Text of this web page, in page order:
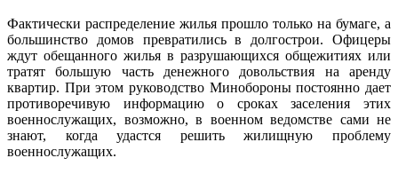
Фактически распределение жилья прошло только на бумаге, а
большинство домов превратились в долгострои. Офицеры
ждут обещанного жилья в разрушающихся общежитиях или
тратят большую часть денежного довольствия на аренду
квартир. При этом руководство Минобороны постоянно дает
противоречивую информацию о сроках заселения этих
военнослужащих, возможно, в военном ведомстве сами не
знают, когда удастся решить жилищную проблему
военнослужащих.